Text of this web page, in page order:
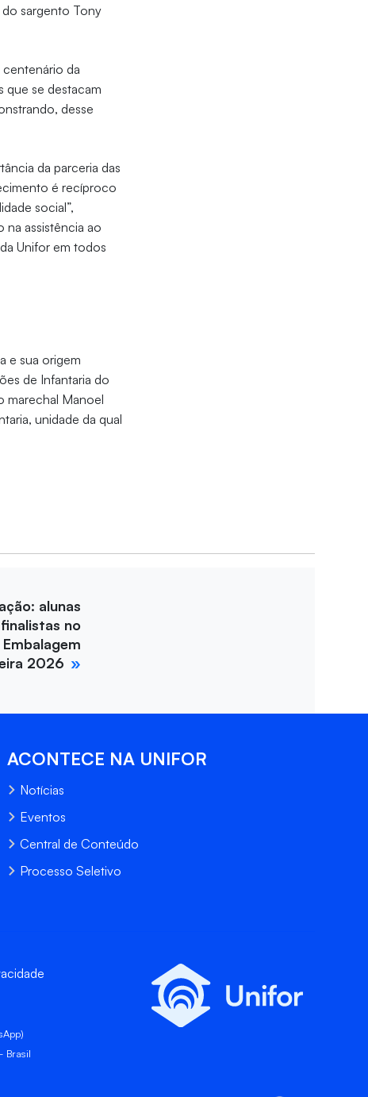
sargento Tony
da
que se destacam
desse
da parceria das
é recíproco
social”,
assistência ao
Unifor em todos
e sua origem
de Infantaria do
marechal Manoel
unidade da qual
alunas
no
Embalagem
2026
ACONTECE NA UNIFOR
Notícias
Eventos
Central de Conteúdo
Processo Seletivo
Brasil